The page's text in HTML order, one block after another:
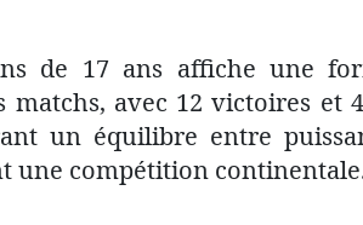
de 17 ans affiche une
avec 12 victoires et
un équilibre entre
une compétition